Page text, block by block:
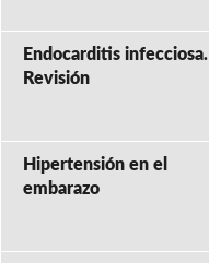
Endocarditis infecciosa.
Revisión
Hipertensión en el
embarazo